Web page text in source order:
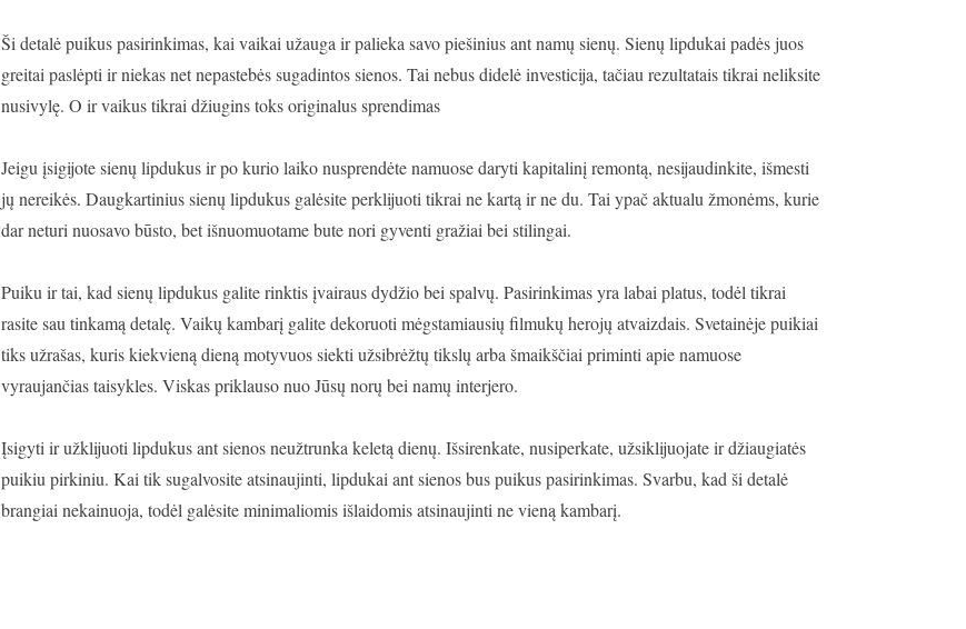
Ši detalė puikus pasirinkimas, kai vaikai užauga ir palieka savo piešinius ant namų sienų. Sienų lipdukai padės juos
greitai paslėpti ir niekas net nepastebės sugadintos sienos. Tai nebus didelė investicija, tačiau rezultatais tikrai neliksite
nusivylę. O ir vaikus tikrai džiugins toks originalus sprendimas
Jeigu įsigijote sienų lipdukus ir po kurio laiko nusprendėte namuose daryti kapitalinį remontą, nesijaudinkite, išmesti
jų nereikės. Daugkartinius sienų lipdukus galėsite perklijuoti tikrai ne kartą ir ne du. Tai ypač aktualu žmonėms, kurie
dar neturi nuosavo būsto, bet išnuomuotame bute nori gyventi gražiai bei stilingai.
Puiku ir tai, kad sienų lipdukus galite rinktis įvairaus dydžio bei spalvų. Pasirinkimas yra labai platus, todėl tikrai
rasite sau tinkamą detalę. Vaikų kambarį galite dekoruoti mėgstamiausių filmukų herojų atvaizdais. Svetainėje puikiai
tiks užrašas, kuris kiekvieną dieną motyvuos siekti užsibrėžtų tikslų arba šmaikščiai priminti apie namuose
vyraujančias taisykles. Viskas priklauso nuo Jūsų norų bei namų interjero.
Įsigyti ir užklijuoti lipdukus ant sienos neužtrunka keletą dienų. Išsirenkate, nusiperkate, užsiklijuojate ir džiaugiatės
puikiu pirkiniu. Kai tik sugalvosite atsinaujinti, lipdukai ant sienos bus puikus pasirinkimas. Svarbu, kad ši detalė
brangiai nekainuoja, todėl galėsite minimaliomis išlaidomis atsinaujinti ne vieną kambarį.